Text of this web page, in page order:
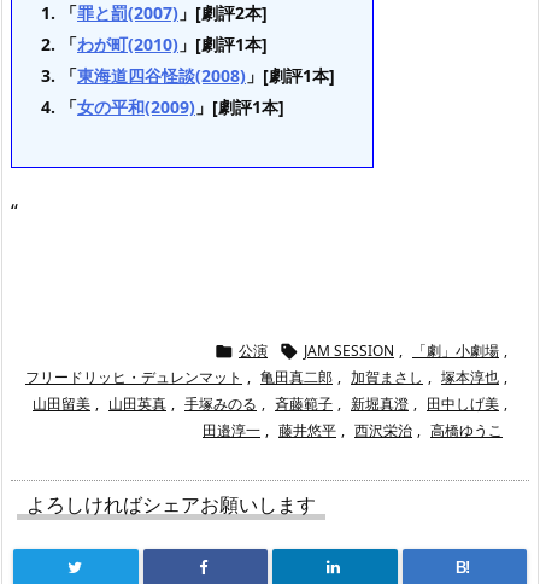
「罪と罰(2007) 」[劇評2本]
「わが町(2010) 」[劇評1本]
「東海道四谷怪談(2008) 」[劇評1本]
「女の平和(2009) 」[劇評1本]
“
 公演  JAM SESSION , 「劇」小劇場 ,
フリードリッヒ・デュレンマット , 亀田真二郎 , 加賀まさし , 塚本淳也 ,
山田留美 , 山田英真 , 手塚みのる , 斉藤範子 , 新堀真澄 , 田中しげ美 ,
田邉淳一 , 藤井悠平 , 西沢栄治 , 高橋ゆうこ
よろしければシェアお願いします
B!